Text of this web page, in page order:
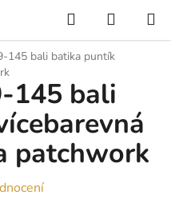
Hledat
KOŠÍK
145 bali batika puntík
145 bali
patchwork